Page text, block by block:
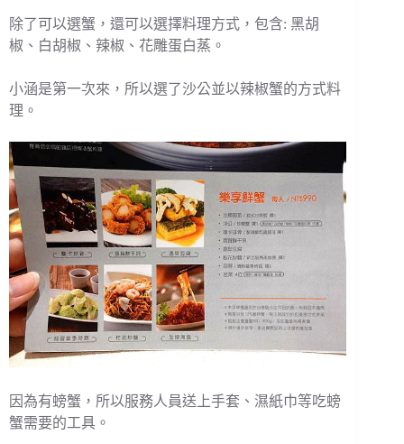
除了可以選蟹，還可以選擇料理方式，包含: 黑胡
椒、白胡椒、辣椒、花雕蛋白蒸。
小涵是第一次來，所以選了沙公並以辣椒蟹的方式料
理。
因為有螃蟹，所以服務人員送上手套、濕紙巾等吃螃
蟹需要的工具。